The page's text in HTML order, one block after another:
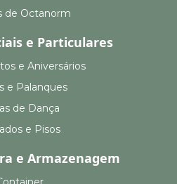
de Octanorm
e Particulares
e Aniversários
e Palanques
de Dança
e Pisos
e Armazenagem